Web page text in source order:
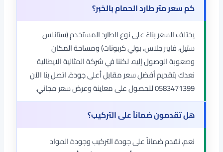
كم سعر متر طارد الحمام بالخبر؟
يختلف السعر بناءً على نوع الطارد المستخدم (ستانلس
ستيل، فايبر جلاس، بولي كربونات) ومساحة المكان
وصعوبة الوصول إليه. لكننا في شركة المثالية الايطالية
نعدك بتقديم أفضل سعر مقابل أعلى جودة. اتصل بنا الآن
0583471399 للحصول على معاينة وعرض سعر مجاني.
هل تقدمون ضماناً على التركيب؟
نعم، نقدم ضماناً على جودة التركيب وجودة المواد